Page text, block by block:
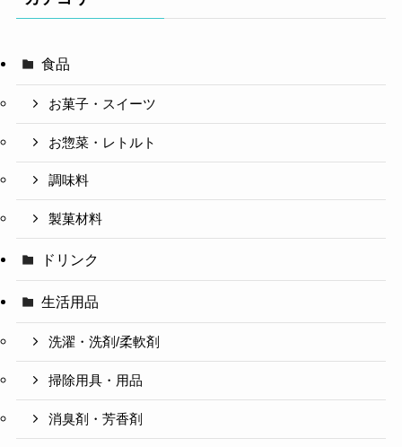
食品
お菓子・スイーツ
お惣菜・レトルト
調味料
製菓材料
ドリンク
生活用品
洗濯・洗剤/柔軟剤
掃除用具・用品
消臭剤・芳香剤